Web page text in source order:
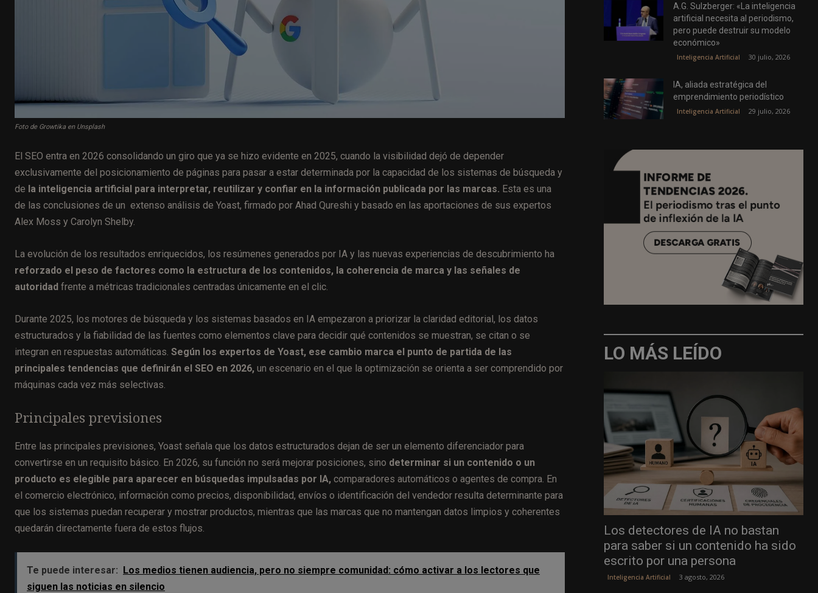
Foto de Growtika en Unsplash
El SEO entra en 2026 consolidando un giro que ya se hizo evidente en 2025, cuando la visibilidad dejó de depender
exclusivamente del posicionamiento de páginas para pasar a estar determinada por la capacidad de los sistemas de búsqueda y
de la inteligencia artificial para interpretar, reutilizar y confiar en la información publicada por las marcas. Esta es una
de las conclusiones de un extenso análisis de Yoast, firmado por Ahad Qureshi y basado en las aportaciones de sus expertos
Alex Moss y Carolyn Shelby.
La evolución de los resultados enriquecidos, los resúmenes generados por IA y las nuevas experiencias de descubrimiento ha
reforzado el peso de factores como la estructura de los contenidos, la coherencia de marca y las señales de
autoridad frente a métricas tradicionales centradas únicamente en el clic.
Durante 2025, los motores de búsqueda y los sistemas basados en IA empezaron a priorizar la claridad editorial, los datos
estructurados y la fiabilidad de las fuentes como elementos clave para decidir qué contenidos se muestran, se citan o se
integran en respuestas automáticas. Según los expertos de Yoast, ese cambio marca el punto de partida de las
principales tendencias que definirán el SEO en 2026, un escenario en el que la optimización se orienta a ser comprendido por
máquinas cada vez más selectivas.
Principales previsiones
Entre las principales previsiones, Yoast señala que los datos estructurados dejan de ser un elemento diferenciador para
convertirse en un requisito básico. En 2026, su función no será mejorar posiciones, sino determinar si un contenido o un
producto es elegible para aparecer en búsquedas impulsadas por IA, comparadores automáticos o agentes de compra. En
el comercio electrónico, información como precios, disponibilidad, envíos o identificación del vendedor resulta determinante para
que los sistemas puedan recuperar y mostrar productos, mientras que las marcas que no mantengan datos limpios y coherentes
quedarán directamente fuera de estos flujos.
Te puede interesar: Los medios tienen audiencia, pero no siempre comunidad: cómo activar a los lectores que
siguen las noticias en silencio
A.G. Sulzberger: «La inteligencia
artificial necesita al periodismo,
pero puede destruir su modelo
económico»
Inteligencia Artificial 30 julio, 2026
IA, aliada estratégica del
emprendimiento periodístico
Inteligencia Artificial 29 julio, 2026
LO MÁS LEÍDO
Los detectores de IA no bastan
para saber si un contenido ha sido
escrito por una persona
Inteligencia Artificial 3 agosto, 2026